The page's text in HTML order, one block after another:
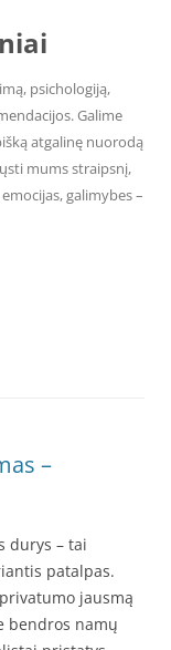
psichologiją,
Galime
atgalinę nuorodą
mums straipsnį,
galimybes –
–
durys – tai
patalpas.
jausmą
bendros namų